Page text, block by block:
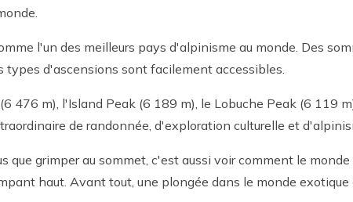
l'un des meilleurs pays d'alpinisme au monde. Des
d'ascensions sont facilement accessibles.
476 m), l'Island Peak (6 189 m), le Lobuche Peak (6 119
de randonnée, d'exploration culturelle et
que grimper au sommet, c'est aussi voir comment le
haut. Avant tout, une plongée dans le monde